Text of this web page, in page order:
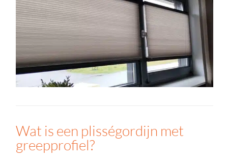
Wat is een plisségordijn met
greepprofiel?